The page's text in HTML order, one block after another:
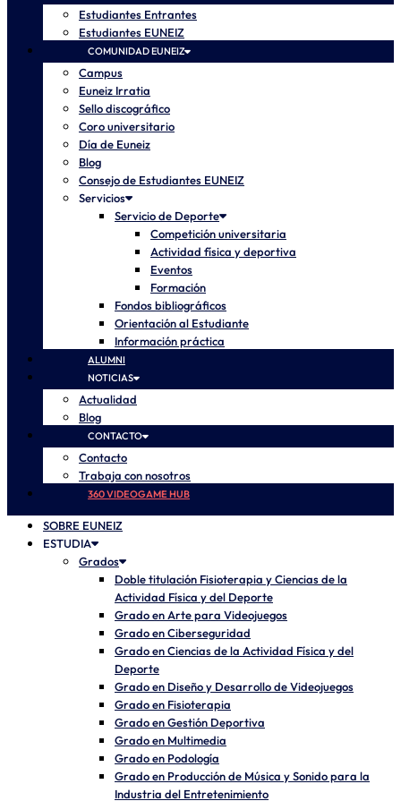
Estudiantes Entrantes
Estudiantes EUNEIZ
COMUNIDAD EUNEIZ
Campus
Euneiz Irratia
Sello discográfico
Coro universitario
Día de Euneiz
Blog
Consejo de Estudiantes EUNEIZ
Servicios
Servicio de Deporte
Competición universitaria
Actividad física y deportiva
Eventos
Formación
Fondos bibliográficos
Orientación al Estudiante
Información práctica
ALUMNI
NOTICIAS
Actualidad
Blog
CONTACTO
Contacto
Trabaja con nosotros
360 VIDEOGAME HUB
SOBRE EUNEIZ
ESTUDIA
Grados
Doble titulación Fisioterapia y Ciencias de la
Actividad Física y del Deporte
Grado en Arte para Videojuegos
Grado en Ciberseguridad
Grado en Ciencias de la Actividad Física y del
Deporte
Grado en Diseño y Desarrollo de Videojuegos
Grado en Fisioterapia
Grado en Gestión Deportiva
Grado en Multimedia
Grado en Podología
Grado en Producción de Música y Sonido para la
Industria del Entretenimiento